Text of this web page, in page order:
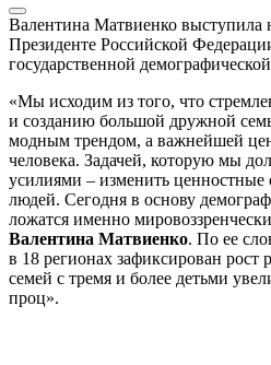
Валентина Матвиенко выступила
Президенте Российской
государственной
«Мы исходим из того, что
и созданию большой дружной
модным трендом, а важнейшей
человека. Задачей, которую мы
усилиями – изменить ценностные
людей. Сегодня в основу
ложатся именно
Валентина Матвиенко. По ее
в 18 регионах зафиксирован рост
семей с тремя и более детьми
проц».